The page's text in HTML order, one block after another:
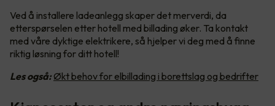
Ved å installere ladeanlegg skaper det merverdi, da
etterspørselen etter hotell med billading øker. Ta kontakt
med våre dyktige elektrikere, så hjelper vi deg med å finne
riktig løsning for ditt hotell!
Les også: Økt behov for elbillading i borettslag og bedrifter